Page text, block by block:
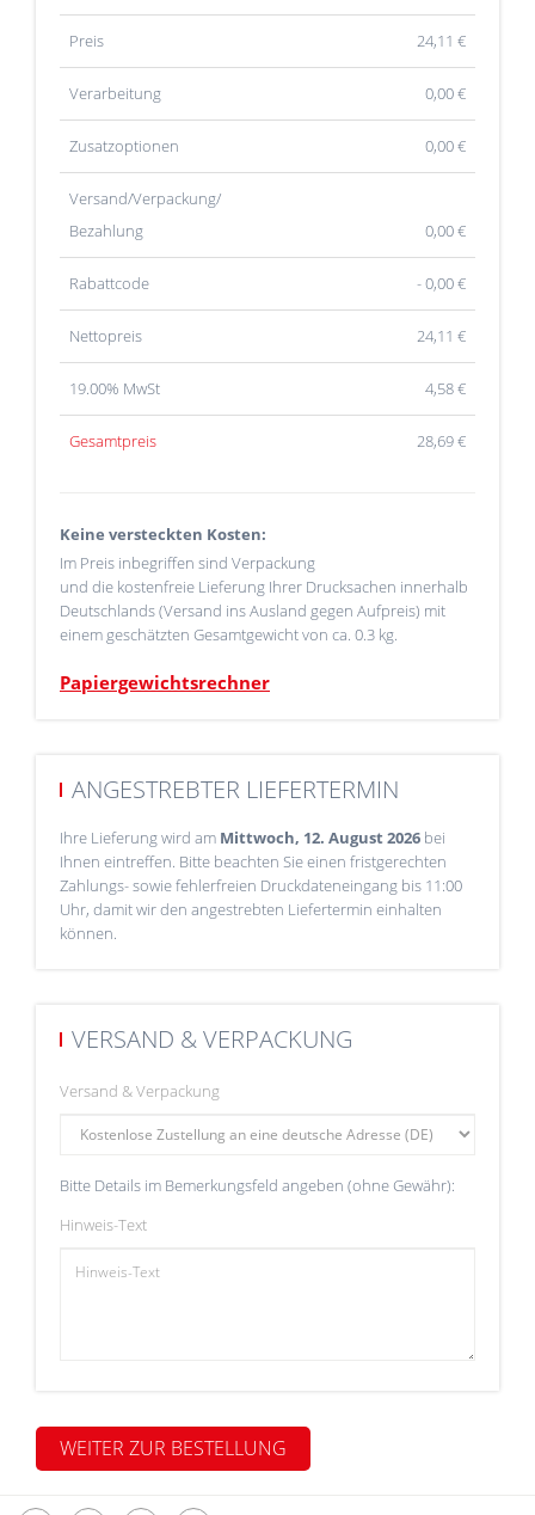
Preis 24,11 €
Verarbeitung 0,00 €
Zusatzoptionen 0,00 €
Versand/Verpackung/
Bezahlung
0,00 €
Rabattcode - 0,00 €
Nettopreis 24,11 €
19.00% MwSt 4,58€
Gesamtpreis 28,69€
Keine versteckten Kosten:
Im Preis inbegriffen sind Verpackung
und die kostenfreie Lieferung Ihrer Drucksachen innerhalb
Deutschlands (Versand ins Ausland gegen Aufpreis) mit
einem geschätzten Gesamtgewicht von ca. 0.3 kg.
Papiergewichtsrechner
ANGESTREBTER LIEFERTERMIN
Ihre Lieferung wird am Mittwoch, 12. August 2026 bei
Ihnen eintreffen. Bitte beachten Sie einen fristgerechten
Zahlungs- sowie fehlerfreien Druckdateneingang bis 11:00
Uhr, damit wir den angestrebten Liefertermin einhalten
können.
VERSAND & VERPACKUNG
Versand & Verpackung
Bitte Details im Bemerkungsfeld angeben (ohne Gewähr):
Hinweis-Text